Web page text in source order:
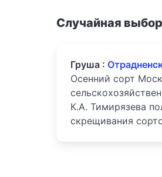
Случайная
Груша :
Осенний сорт
К.А. Тимирязева
скрещивания